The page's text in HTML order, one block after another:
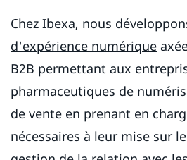
Chez Ibexa, nous
d'expérience numérique
B2B permettant aux
pharmaceutiques de
de vente en prenant en
nécessaires à leur mise sur